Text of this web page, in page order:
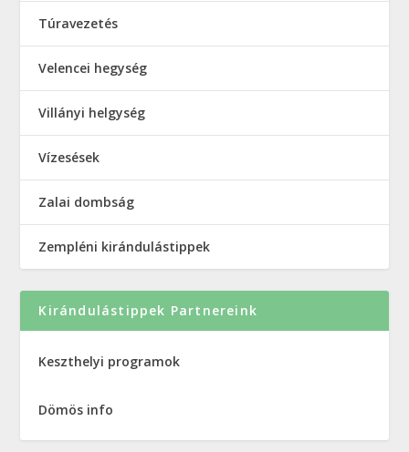
Túravezetés
Velencei hegység
Villányi helgység
Vízesések
Zalai dombság
Zempléni kirándulástippek
Kirándulástippek Partnereink
Keszthelyi programok
Dömös info